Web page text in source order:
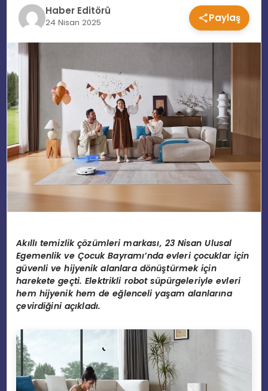
EĞITIM
MAGAZIN
SPOR
YAŞAM
Haber Editörü
24 Nisan 2025 Paylaş
Akıllıtemizlikçözümleri markası, 23 Nisan Ulusal
Egemenlik ve Çocuk Bayramı’nda evleri çocuklar için
güvenli ve hijyenik alanlara dönüştürmek için
harekete geçti. Elektrikli robot süpürgeleriyle evleri
hem hijyenik hem de eğlenceli yaşam alanlarına
çevirdiğini açıkladı.